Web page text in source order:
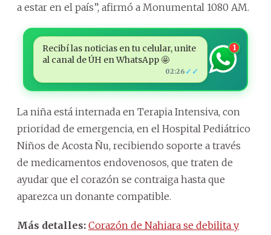
a estar en el país”, afirmó a Monumental 1080 AM.
Recibí las noticias en tu celular, unite
al canal de ÚH en WhatsApp 🤩
02:26 ✓✓
1
La niña está internada en Terapia Intensiva, con
prioridad de emergencia, en el Hospital Pediátrico
Niños de Acosta Ñu, recibiendo soporte a través
de medicamentos endovenosos, que traten de
ayudar que el corazón se contraiga hasta que
aparezca un donante compatible.
Más detalles: Corazón de Nahiara se debilita y